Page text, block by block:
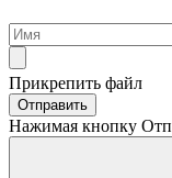
Прикрепить файл
Отправить
Нажимая кнопку